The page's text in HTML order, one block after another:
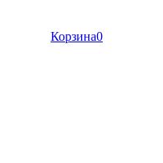
Корзина0